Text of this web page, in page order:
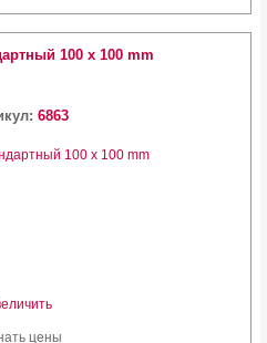
100 x 100 mm
6863
цены